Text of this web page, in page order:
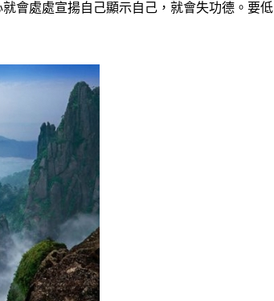
會處處宣揚自己顯示自己，就會失功德。要低